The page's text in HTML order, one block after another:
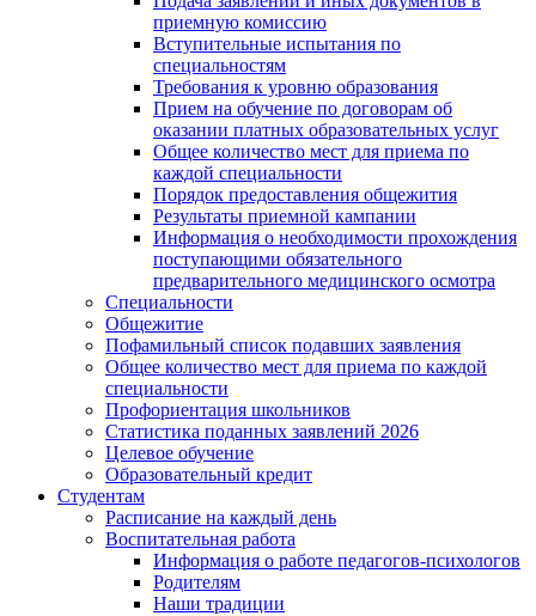
приемную комиссию
Вступительные испытания по
специальностям
Требования к уровню образования
Прием на обучение по договорам об
оказании платных образовательных услуг
Общее количество мест для приема по
каждой специальности
Порядок предоставления общежития
Результаты приемной кампании
Информация о необходимости прохождения
поступающими обязательного
предварительного медицинского осмотра
Специальности
Общежитие
Пофамильный список подавших заявления
Общее количество мест для приема по каждой
специальности
Профориентация школьников
Статистика поданных заявлений 2026
Целевое обучение
Образовательный кредит
Студентам
Расписание на каждый день
Воспитательная работа
Информация о работе педагогов-психологов
Родителям
Наши традиции